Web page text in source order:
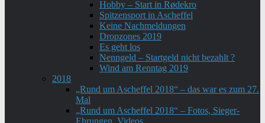
Hobby – Start in Rødekro
Spitzensport in Ascheffel
Keine Nachmeldungen
Dropzones 2019
Es geht los
Nenngeld – Startgeld nicht bezahlt ?
Wind am Renntag 2019
2018
„Rund um Ascheffel 2018“ – das war es zum 27.
Mal
„Rund um Ascheffel 2018“ – Fotos, Sieger-
Ehrungen, Videos …